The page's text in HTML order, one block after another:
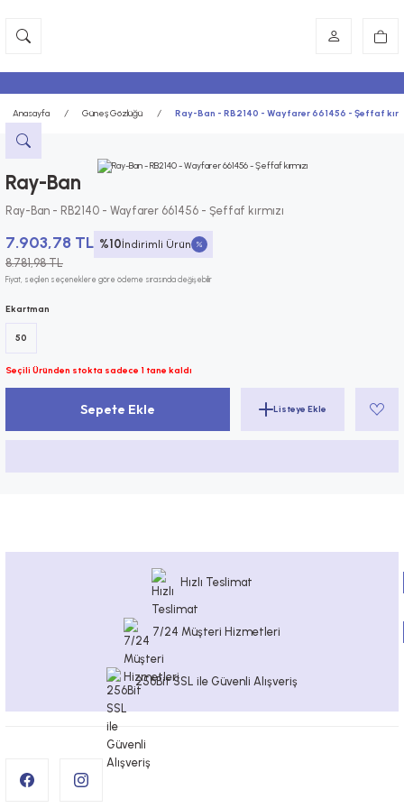
Anasayfa Güneş Gözlüğü Ray-Ban - RB2140 - Wayfarer 661456 - Şeffaf
Ray-Ban
Ray-Ban - RB2140 - Wayfarer 661456 - Şeffaf kırmızı
7.903,78 TL
8.781,98 TL
%10İndirimli Ürün
Fiyat, seçilen seçeneklere göre ödeme sırasında değişebilir
Ekartman
50
Seçili Üründen stokta sadece 1 tane kaldı
Sepete Ekle
Hızlı Teslimat
7/24 Müşteri Hizmetleri
256Bit SSL ile Güvenli Alışveriş